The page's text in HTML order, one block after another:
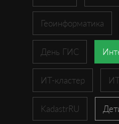
Геоинформатика
День ГИС
ИТ-кластер
KadastrRU